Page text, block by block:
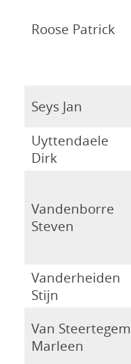
Roose Patrick
Seys Jan
Uyttendaele
Dirk
Vandenborre
Steven
Vanderheiden
Stijn
Van Steertegem
Marleen